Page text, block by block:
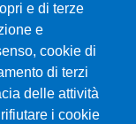
e di terze
e
cookie di
di terzi
delle attività
i cookie